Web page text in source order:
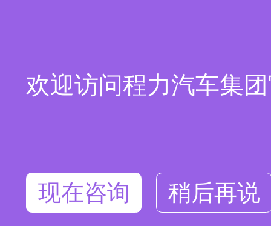
欢迎访问程力汽车集
现在咨询 稍后再说